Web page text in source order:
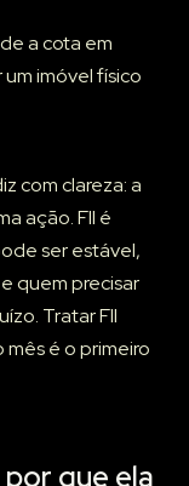
a cota em
imóvel físico
com clareza: a
ação. FII é
ser estável,
quem precisar
Tratar FII
é o primeiro
que ela